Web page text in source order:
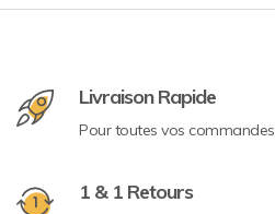
Livraison Rapide
Pour toutes vos commandes
1 & 1 Retours